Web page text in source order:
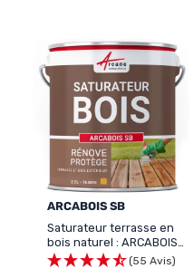
ARCABOIS SB
Saturateur terrasse en
bois naturel : ARCABOIS
SB
(55 Avis)